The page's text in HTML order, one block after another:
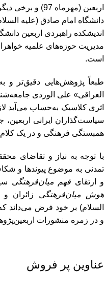
اربعین (مهرماه
دانشگاه امام صادق (علیه
اندیشکده راهبردی اربعین
مدیریت حوزه‌های علمیه
است.
طبعاً پژوهش‌هایی دقیق‌تر و
العراقی» علی الوردی
اثری کلاسیک به‌حساب می‌آید
سیاست‌گذاران ایرانی
همبستگی فرهنگی و در یک کلام
با توجه به نیاز و تقاضای
تمدنی به موضوع‌ پیوند‌ها و
و ارتقای فهم میان‌فرهنگی
هوش میان‌فرهنگی زائران
السلام) بر خود فرض می‌داند
و در زمره منشورات
عناوین پر فروش